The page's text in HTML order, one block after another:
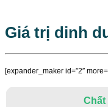
Giá trị dinh
[expander_maker id=”2″